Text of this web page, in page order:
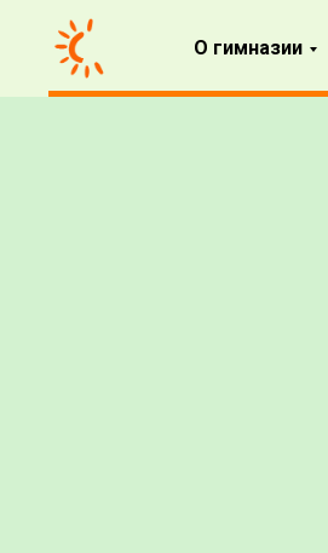
О гимназии